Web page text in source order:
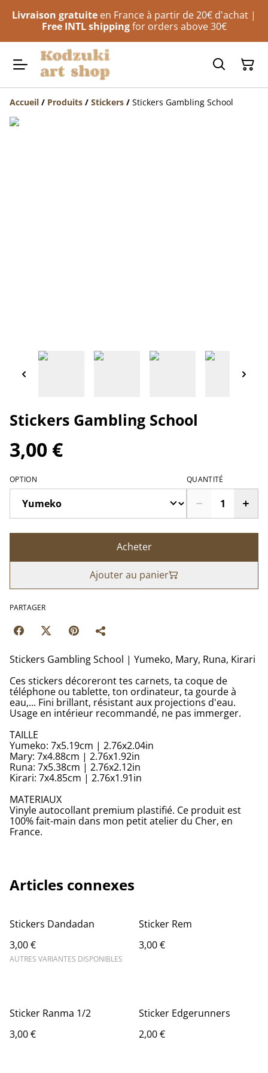
Livraison gratuite en France à partir de 20€ d'achat |
Free INTL shippingfor orders above 30€
Accueil / Produits / Stickers / Stickers Gambling School
Stickers Gambling School
3,00 €
OPTION QUANTITÉ
Acheter
Ajouter au panier
PARTAGER
Stickers Gambling School | Yumeko, Mary, Runa, Kirari
Ces stickers décoreront tes carnets, ta coque de
téléphone ou tablette, ton ordinateur, ta gourde à
eau,... Fini brillant, résistant aux projections d'eau.
Usage en intérieur recommandé, ne pas immerger.
TAILLE
Yumeko: 7x5.19cm | 2.76x2.04in
Mary: 7x4.88cm | 2.76x1.92in
Runa: 7x5.38cm | 2.76x2.12in
Kirari: 7x4.85cm | 2.76x1.91in
MATERIAUX
Vinyle autocollant premium plastifié. Ce produit est
100% fait-main dans mon petit atelier du Cher, en
France.
Articles connexes
Stickers Dandadan
3,00 €
AUTRES VARIANTES DISPONIBLES
Sticker Rem
3,00 €
Sticker Ranma 1/2
3,00 €
Sticker Edgerunners
2,00 €